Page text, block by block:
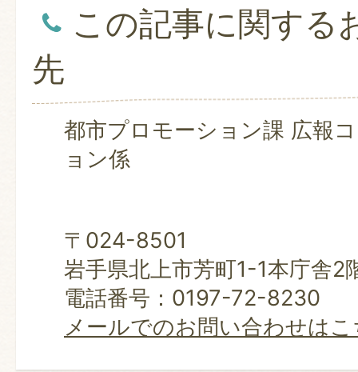
この記事に関する
先
都市プロモーション課 広報
ョン係
〒024-8501
岩手県北上市芳町1-1本庁舎2
電話番号：0197-72-8230
メールでのお問い合わせは